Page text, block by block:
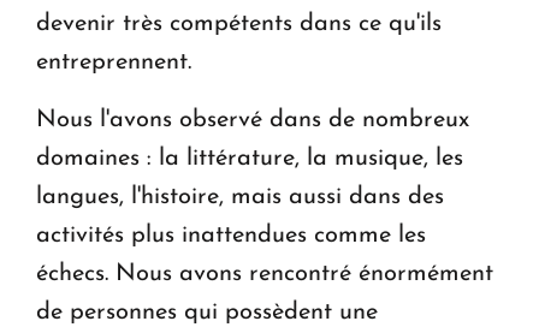
devenir très compétents dans ce qu'ils
entreprennent.
Nous l'avons observé dans de nombreux
domaines : la littérature, la musique, les
langues, l'histoire, mais aussi dans des
activités plus inattendues comme les
échecs. Nous avons rencontré énormément
de personnes qui possèdent une